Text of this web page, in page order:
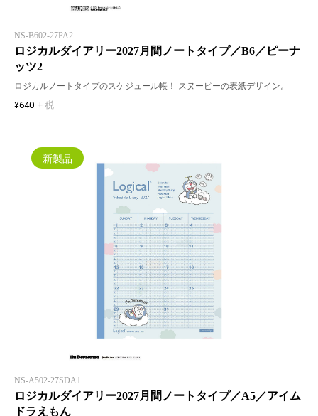
NS-B602-27PA2
ロジカルダイアリー2027月間ノートタイプ／B6／ピーナ
ッツ2
ロジカルノートタイプのスケジュール帳！ スヌーピーの表紙デザイン。
¥640 + 税
新製品
NS-A502-27SDA1
ロジカルダイアリー2027月間ノートタイプ／A5／アイム
ドラえもん